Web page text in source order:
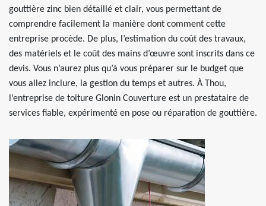
gouttière zinc bien détaillé et clair, vous permettant de
comprendre facilement la manière dont comment cette
entreprise procède. De plus, l’estimation du coût des travaux,
des matériels et le coût des mains d’œuvre sont inscrits dans ce
devis. Vous n’aurez plus qu’à vous préparer sur le budget que
vous allez inclure, la gestion du temps et autres. À Thou,
l’entreprise de toiture Glonin Couverture est un prestataire de
services fiable, expérimenté en pose ou réparation de gouttière.